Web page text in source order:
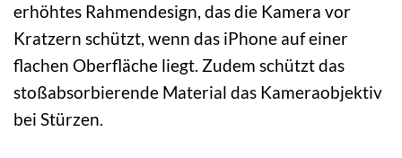
erhöhtes Rahmendesign, das die Kamera vor
Kratzern schützt, wenn das iPhone auf einer
flachen Oberfläche liegt. Zudem schützt das
stoßabsorbierende Material das Kameraobjektiv
bei Stürzen.